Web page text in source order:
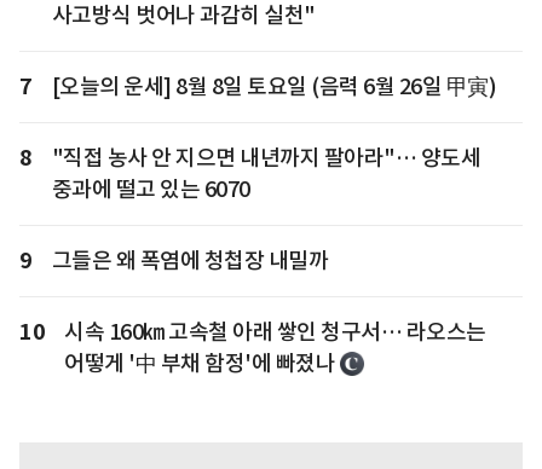
사고방식 벗어나 과감히 실천"
7 [오늘의 운세] 8월 8일 토요일 (음력 6월 26일 甲寅)
8
"직접 농사 안 지으면 내년까지 팔아라"… 양도세
중과에 떨고 있는 6070
9 그들은 왜 폭염에 청첩장 내밀까
10
시속 160㎞ 고속철 아래 쌓인 청구서… 라오스는
어떻게 '中 부채 함정'에 빠졌나